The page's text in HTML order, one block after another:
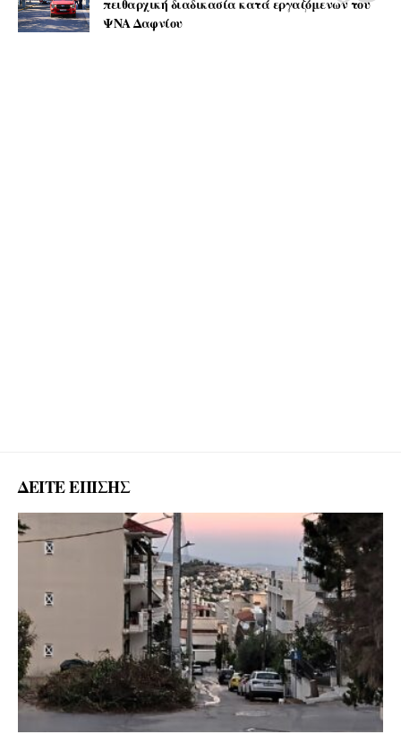
ΨΝΑ Δαφνίου
ΔΕΙΤΕ ΕΠΙΣΗΣ